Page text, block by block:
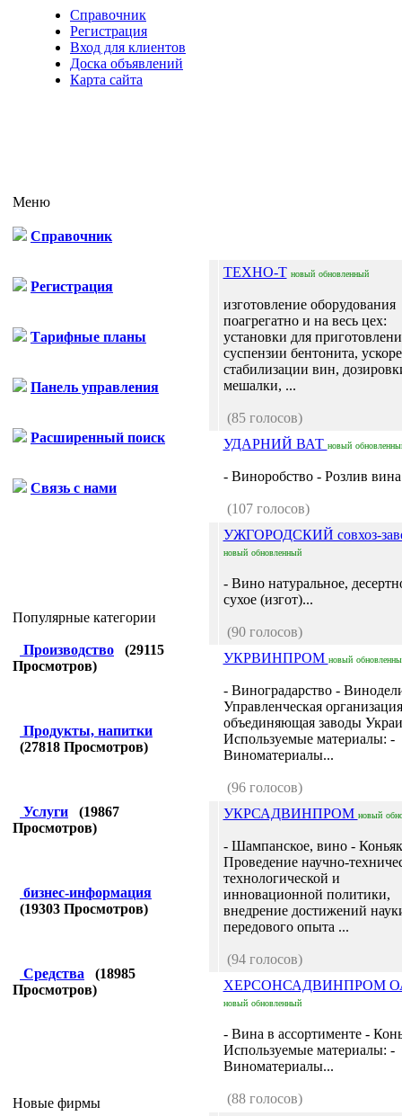
Справочник
Регистрация
Вход для клиентов
Доска объявлений
Карта сайта
Меню
Справочник
Регистрация
Тарифные планы
Панель управления
Расширенный поиск
Связь с нами
Популярные категории
Производство (29115
Просмотров)
Продукты, напитки
(27818 Просмотров)
Услуги (19867
Просмотров)
бизнес-информация
(19303 Просмотров)
Средства (18985
Просмотров)
Новые фирмы
ТЕХНО-Т новый обновленный
изготовление оборудования
поагрегатно и на весь цех:
установки для
суспензии бентонита,
стабилизации вин,
мешалки, ...
(85 голосов)
УДАРНИЙ ВАТ новый
- Виноробство - Розлив
(107 голосов)
УЖГОРОДСКИЙ совхоз-
новый обновленный
- Вино натуральное,
сухое (изгот)...
(90 голосов)
УКРВИНПРОМ новый
- Виноградарство -
Управленческая
объединяющая заводы
Используемые материалы: -
Виноматериалы...
(96 голосов)
УКРСАДВИНПРОМ новый
- Шампанское, вино -
Проведение научно-
технологической и
инновационной политики,
внедрение достижений
передового опыта ...
(94 голосов)
ХЕРСОНСАДВИНПРОМ
новый обновленный
- Вина в ассортименте -
Используемые материалы: -
Виноматериалы...
(88 голосов)